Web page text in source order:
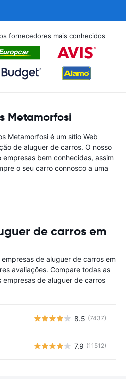
fornecedores mais conhecidos
Metamorfosi
Metamorfosi é um sítio Web
de aluguer de carros. O nosso
bem conhecidas, assim
o seu carro connosco a uma
de carros em
de aluguer de carros em
avaliações. Compare todas as
de aluguer de carros
8.5 (7437)
7.9 (11512)